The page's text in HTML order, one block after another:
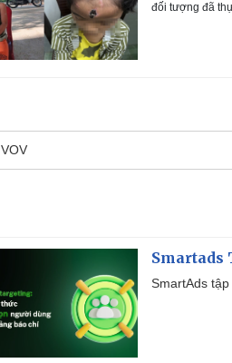
đối tượng đã
VOV
Smartads
SmartAds